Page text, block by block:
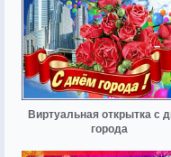
Виртуальная открытка с
города